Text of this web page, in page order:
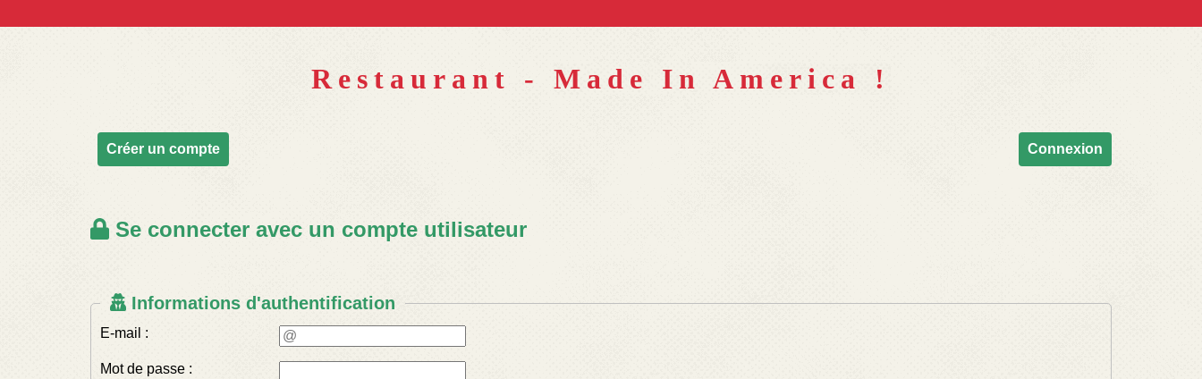
Restaurant - Made In America !
Créer un compte Connexion
Se connecter avec un compte utilisateur
Informations d'authentification
E-mail :
Mot de passe :